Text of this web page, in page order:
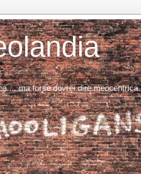
ma forse dovrei dire meocentrica.